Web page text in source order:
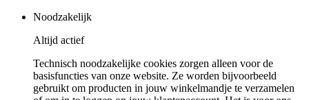
Noodzakelijk
Altijd actief
Technisch noodzakelijke cookies zorgen alleen voor de
basisfuncties van onze website. Ze worden bijvoorbeeld
gebruikt om producten in jouw winkelmandje te verzamelen